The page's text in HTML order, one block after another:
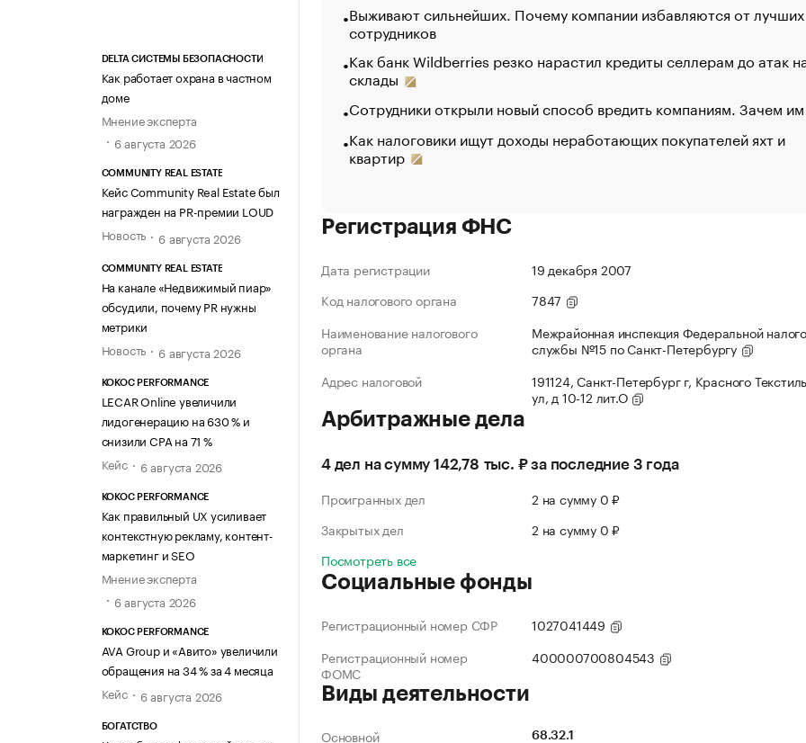
DELTA СИСТЕМЫ БЕЗОПАСНОСТИ
Как работает охрана в частном
доме
Мнение эксперта
6 августа 2026
COMMUNITY REAL ESTATE
Кейс Community Real Estate был
награжден на PR-премии LOUD
Новость
6 августа 2026
COMMUNITY REAL ESTATE
На канале «Недвижимый пиар»
обсудили, почему PR нужны
метрики
Новость
6 августа 2026
KOKOC PERFORMANCE
LECAR Online увеличили
лидогенерацию на 630 % и
снизили CPA на 71 %
Кейс
6 августа 2026
KOKOC PERFORMANCE
Как правильный UX усиливает
контекстную рекламу, контент-
маркетинг и SEO
Мнение эксперта
6 августа 2026
KOKOC PERFORMANCE
AVA Group и «Авито» увеличили
обращения на 34 % за 4 месяца
Кейс
6 августа 2026
БОГАТСТВО
Выживают сильнейших. Почему компании избавляются от лучших
сотрудников
Как банк Wildberries резко нарастил кредиты селлерам до атак
склады
Сотрудники открыли новый способ вредить компаниям. Зачем
Как налоговики ищут доходы неработающих покупателей яхт и
квартир
Регистрация ФНС
Дата регистрации
19 декабря 2007
Код налогового органа
7847
Наименование налогового
органа
Межрайонная инспекция Федеральной
службы №15 по Санкт-Петербургу
Адрес налоговой
191124, Санкт-Петербург г, Красного
ул, д 10-12 лит.О
Арбитражные дела
4 дел на сумму 142,78 тыс. ₽ за последние 3 года
Проигранных дел
2 на сумму 0 ₽
Закрытых дел
2 на сумму 0 ₽
Посмотреть все
Социальные фонды
Регистрационный номер СФР
1027041449
Регистрационный номер
ФОМС
400000700804543
Виды деятельности
Основной 68.32.1